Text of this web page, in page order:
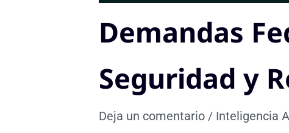
Demandas
Seguridad y
Deja un comentario / Inteligencia